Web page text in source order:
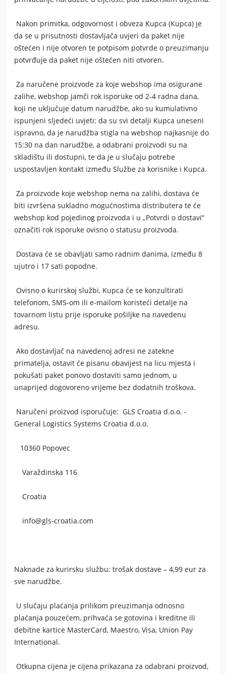
Nakon primitka, odgovornost i obveza Kupca (Kupca) je
da se u prisutnosti dostavljača uvjeri da paket nije
oštećen i nije otvoren te potpisom potvrde o preuzimanju
potvrđuje da paket nije oštećen niti otvoren.
Za naručene proizvode za koje webshop ima osigurane
zalihe, webshop jamči rok isporuke od 2-4 radna dana,
koji ne uključuje datum narudžbe, ako su kumulativno
ispunjeni sljedeći uvjeti: da su svi detalji Kupca uneseni
ispravno, da je narudžba stigla na webshop najkasnije do
15:30 na dan narudžbe, a odabrani proizvodi su na
skladištu ili dostupni, te da je u slučaju potrebe
uspostavljen kontakt između Službe za korisnike i Kupca.
Za proizvode koje webshop nema na zalihi, dostava će
biti izvršena sukladno mogućnostima distributera te će
webshop kod pojedinog proizvoda i u „Potvrdi o dostavi“
označiti rok isporuke ovisno o statusu proizvoda.
Dostava će se obavljati samo radnim danima, između 8
ujutro i 17 sati popodne.
Ovisno o kurirskoj službi, Kupca će se konzultirati
telefonom, SMS-om ili e-mailom koristeći detalje na
tovarnom listu prije isporuke pošiljke na navedenu
adresu.
Ako dostavljač na navedenoj adresi ne zatekne
primatelja, ostavit će pisanu obavijest na licu mjesta i
pokušati paket ponovo dostaviti samo jednom, u
unaprijed dogovoreno vrijeme bez dodatnih troškova.
Naručeni proizvod isporučuje: GLS Croatia d.o.o. -
General Logistics Systems Croatia d.o.o.
10360 Popovec
Varaždinska 116
Croatia
info@gls-croatia.com
Naknade za kurirsku službu: trošak dostave – 4,99 eur za
sve narudžbe.
U slučaju plaćanja prilikom preuzimanja odnosno
plaćanja pouzećem, prihvaća se gotovina i kreditne ili
debitne kartice MasterCard, Maestro, Visa, Union Pay
International.
Otkupna cijena je cijena prikazana za odabrani proizvod,